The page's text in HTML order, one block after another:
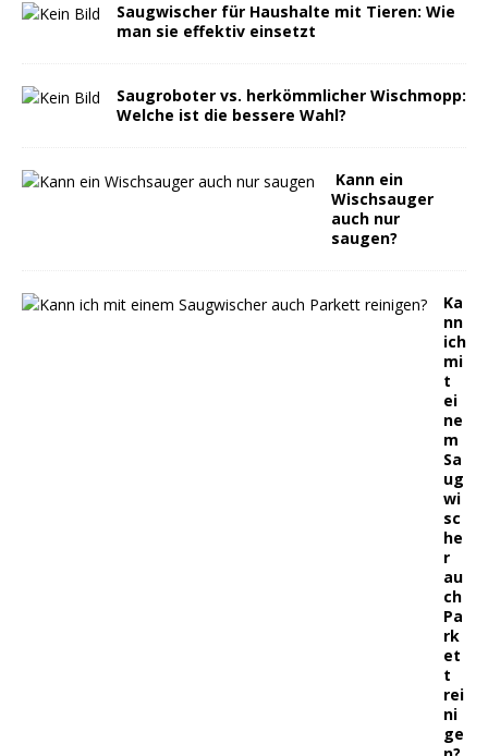
Saugwischer für Haushalte mit Tieren: Wie
man sie effektiv einsetzt
Saugroboter vs. herkömmlicher Wischmopp:
Welche ist die bessere Wahl?
Kann ein
Wischsauger
auch nur
saugen?
Ka
nn
ich
mi
t
ei
ne
m
Sa
ug
wi
sc
he
r
au
ch
Pa
rk
et
t
rei
ni
ge